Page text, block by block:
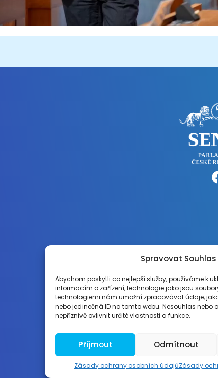
Spravovat Souhlas
Abychom poskytli co nejlepší služby, používáme k
informacím o zařízení, technologie jako jsou
technologiemi nám umožní zpracovávat údaje,
nebo jedinečná ID na tomto webu. Nesouhlas nebo
nepříznivě ovlivnit určité vlastnosti a funkce.
Příjmout Odmítnout
Zásady ochrany osobních údajůZásady
Vytvořila Brandst